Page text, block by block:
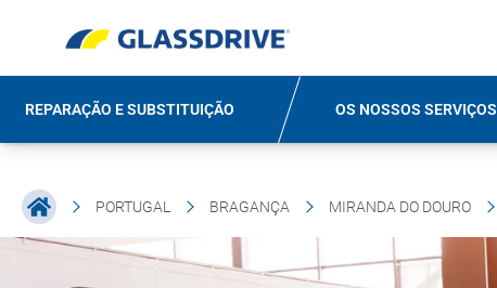
REPARAÇÃO E SUBSTITUIÇÃO OS NOSSOS SERVIÇOS
PORTUGAL BRAGANÇA MIRANDA DO DOURO